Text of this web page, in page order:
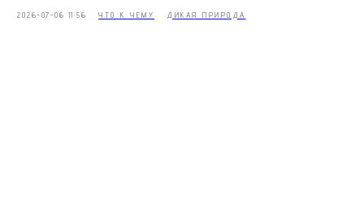
2026-07-06 11:56 ЧТО К ЧЕМУ ДИКАЯ ПРИРОДА